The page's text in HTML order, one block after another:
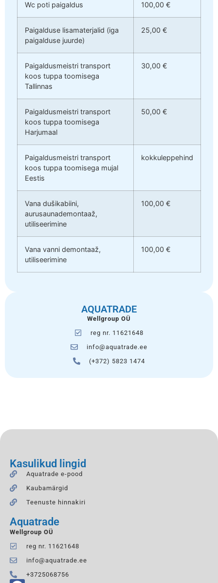
Wc poti paigaldus 100,00 €
Paigalduse lisamaterjalid (iga
paigalduse juurde)
25,00 €
Paigaldusmeistri transport
koos tuppa toomisega
Tallinnas
30,00 €
Paigaldusmeistri transport
koos tuppa toomisega
Harjumaal
50,00 €
Paigaldusmeistri transport
koos tuppa toomisega mujal
Eestis
kokkuleppehind
Vana dušikabiini,
aurusaunademontaaž,
utiliseerimine
100,00 €
Vana vanni demontaaž,
utiliseerimine
100,00 €
AQUATRADE
Wellgroup OÜ
reg nr. 11621648
info@aquatrade.ee
(+372) 5823 1474
Kasulikud lingid
Aquatrade e-pood
Kaubamärgid
Teenuste hinnakiri
Aquatrade
Wellgroup OÜ
reg nr. 11621648
info@aquatrade.ee
+3725068756